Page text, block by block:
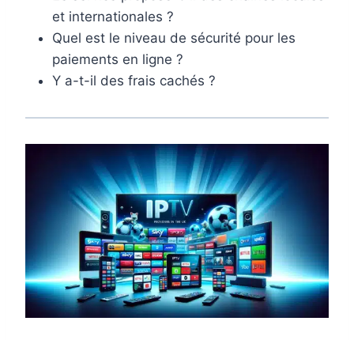
et internationales ?
Quel est le niveau de sécurité pour les
paiements en ligne ?
Y a-t-il des frais cachés ?